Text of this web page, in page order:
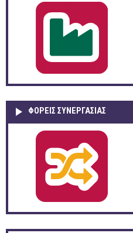
ΦΟΡΕΙΣ ΣΥΝΕΡΓΑΣΙΑΣ